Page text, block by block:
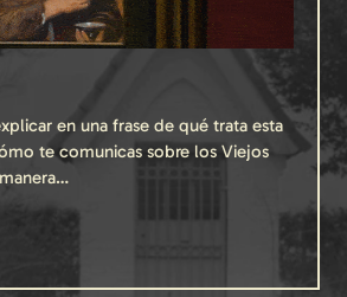
en una frase de qué trata esta
te comunicas sobre los Viejos